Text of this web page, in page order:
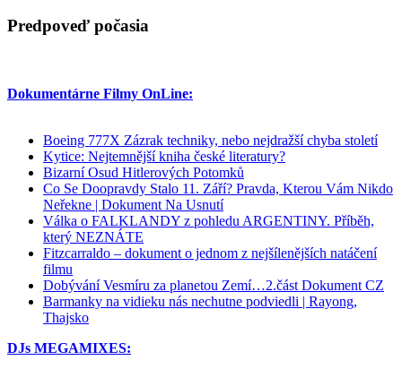
Predpoveď počasia
Dokumentárne Filmy OnLine:
Boeing 777X Zázrak techniky, nebo nejdražší chyba století
Kytice: Nejtemnější kniha české literatury?
Bizarní Osud Hitlerových Potomků
Co Se Doopravdy Stalo 11. Září? Pravda, Kterou Vám Nikdo
Neřekne | Dokument Na Usnutí
Válka o FALKLANDY z pohledu ARGENTINY. Příběh,
který NEZNÁTE
Fitzcarraldo – dokument o jednom z nejšílenějších natáčení
filmu
Dobývání Vesmíru za planetou Zemí…2.část Dokument CZ
Barmanky na vidieku nás nechutne podviedli | Rayong,
Thajsko
DJs MEGAMIXES: